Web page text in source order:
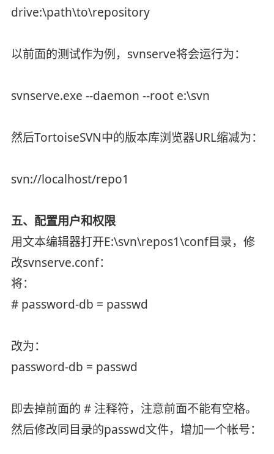
drive:\path\to\repository
以前面的测试作为例，svnserve将会运行为：
svnserve.exe --daemon --root e:\svn
然后TortoiseSVN中的版本库浏览器URL缩减为：
svn://localhost/repo1
五、配置用户和权限
用文本编辑器打开E:\svn\repos1\conf目录，修
改svnserve.conf：
将：
# password-db = passwd
改为：
password-db = passwd
即去掉前面的 # 注释符，注意前面不能有空格。
然后修改同目录的passwd文件，增加一个帐号：